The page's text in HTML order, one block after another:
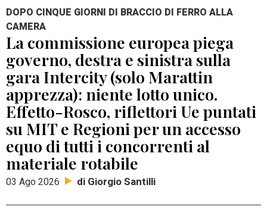
DOPO CINQUE GIORNI DI BRACCIO DI FERRO ALLA
CAMERA
La commissione europea piega
governo, destra e sinistra sulla
gara Intercity (solo Marattin
apprezza): niente lotto unico.
Effetto-Rosco, riflettori Ue puntati
su MIT e Regioni per un accesso
equo di tutti i concorrenti al
materiale rotabile
03 Ago 2026 di Giorgio Santilli